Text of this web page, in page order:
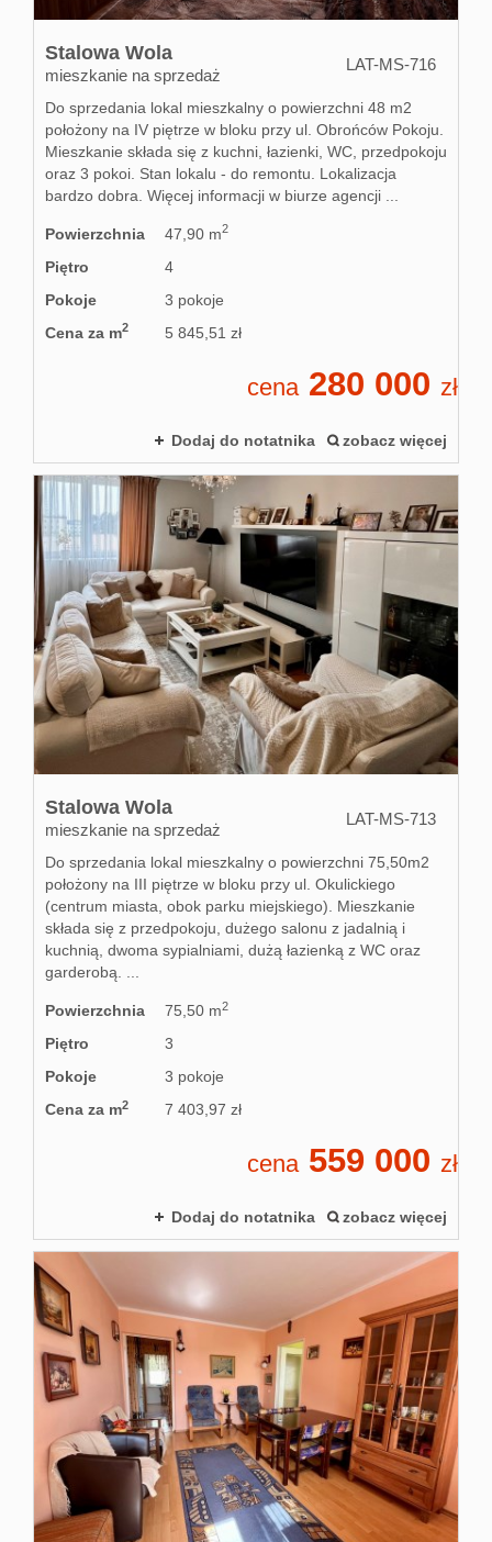
Stalowa Wola
mieszkanie na sprzedaż
LAT-MS-716
Do sprzedania lokal mieszkalny o powierzchni 48 m2
położony na IV piętrze w bloku przy ul. Obrońców Pokoju.
Mieszkanie składa się z kuchni, łazienki, WC, przedpokoju
oraz 3 pokoi. Stan lokalu - do remontu. Lokalizacja
bardzo dobra. Więcej informacji w biurze agencji ...
Powierzchnia 47,90 m2
Piętro
4
Pokoje
3 pokoje
Cena za m2 5 845,51 zł
cena 280 000 zł
Dodaj do notatnika zobacz więcej
Stalowa Wola
mieszkanie na sprzedaż
LAT-MS-713
Do sprzedania lokal mieszkalny o powierzchni 75,50m2
położony na III piętrze w bloku przy ul. Okulickiego
(centrum miasta, obok parku miejskiego). Mieszkanie
składa się z przedpokoju, dużego salonu z jadalnią i
kuchnią, dwoma sypialniami, dużą łazienką z WC oraz
garderobą. ...
Powierzchnia 75,50 m2
Piętro
3
Pokoje
3 pokoje
Cena za m2 7 403,97 zł
cena559 000 zł
Dodaj do notatnika zobacz więcej